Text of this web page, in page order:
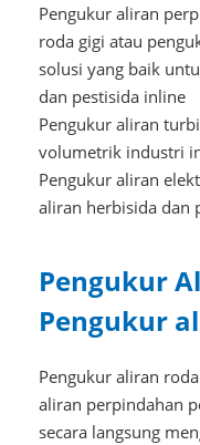
Pengukur aliran
roda gigi atau
solusi yang baik
dan pestisida inline
Pengukur aliran
volumetrik industri
Pengukur aliran
aliran herbisida dan
Pengukur
Pengukur
Pengukur aliran
aliran perpindahan
secara langsung